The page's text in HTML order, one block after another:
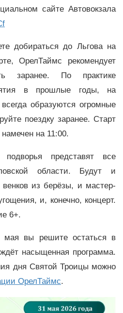
сайте Автовокзала
добираться до Льгова на
ОрелТаймс рекомендует
заранее. По практике
в прошлые годы, на
образуются огромные
поездку заранее. Старт
на 11:00.
представят все
области. Будут и
из берёзы, и мастер-
и, конечно, концерт.
6+.
вы решите остаться в
насыщенная программа.
дня Святой Троицы можно
ОрелТаймс.